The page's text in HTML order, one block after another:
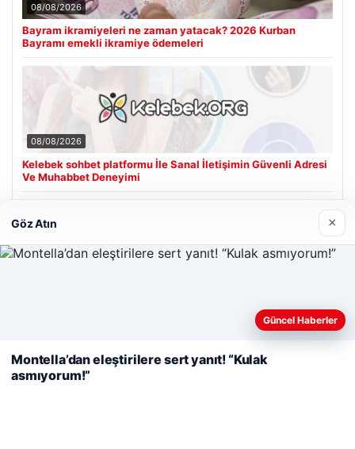
08/08/2026
Bayram ikramiyeleri ne zaman yatacak? 2026 Kurban
Bayramı emekli ikramiye ödemeleri
08/08/2026
Kelebek sohbet platformu İle Sanal İletişimin Güvenli Adresi
Ve Muhabbet Deneyimi
Web sitemizi nasıl kullandığınızı daha iyi anlayabilmek,
kullanıyoruz.
Çerez Politikamız
Reddet
Göz Atın ×
Güncel Haberler
Montella’dan eleştirilere sert yanıt! “Kulak
asmıyorum!”